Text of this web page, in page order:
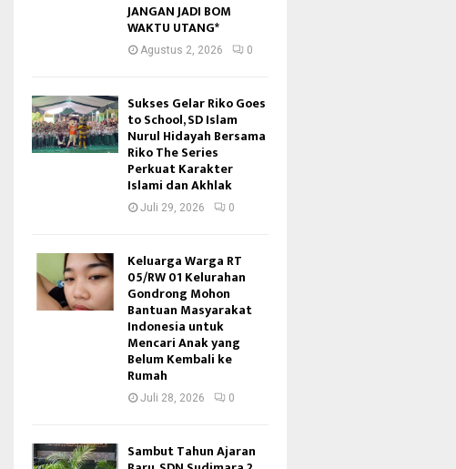
JANGAN JADI BOM
WAKTU UTANG*
Agustus 2, 2026 0
Sukses Gelar Riko Goes
to School, SD Islam
Nurul Hidayah Bersama
Riko The Series
Perkuat Karakter
Islami dan Akhlak
Juli 29, 2026 0
Keluarga Warga RT
05/RW 01 Kelurahan
Gondrong Mohon
Bantuan Masyarakat
Indonesia untuk
Mencari Anak yang
Belum Kembali ke
Rumah
Juli 28, 2026 0
Sambut Tahun Ajaran